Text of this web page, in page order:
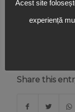
Share this
Acest site
experiență